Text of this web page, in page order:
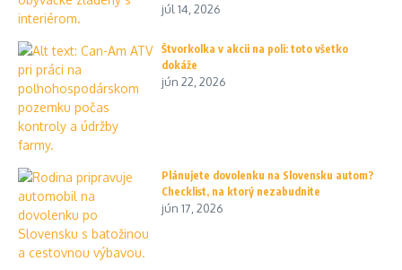
júl 14, 2026
Štvorkolka v akcii na poli: toto všetko
dokáže
jún 22, 2026
Plánujete dovolenku na Slovensku autom?
Checklist, na ktorý nezabudnite
jún 17, 2026